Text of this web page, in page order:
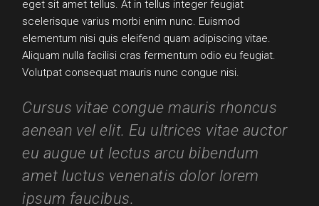
eget sit amet tellus. At in tellus integer feugiat
scelerisque varius morbi enim nunc. Euismod
elementum nisi quis eleifend quam adipiscing vitae.
Aliquam nulla facilisi cras fermentum odio eu feugiat.
Volutpat consequat mauris nunc congue nisi.
Cursus vitae congue mauris rhoncus
aenean vel elit. Eu ultrices vitae auctor
eu augue ut lectus arcu bibendum
amet luctus venenatis dolor lorem
ipsum faucibus.